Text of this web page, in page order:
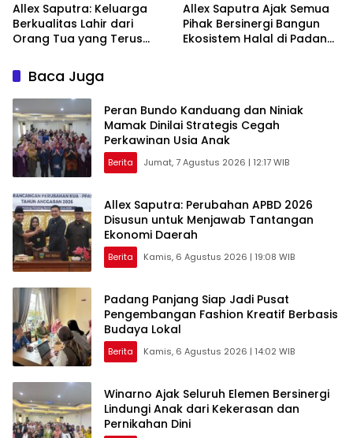
Allex Saputra: Keluarga
Berkualitas Lahir dari
Orang Tua yang Terus
Allex Saputra Ajak Semua
Pihak Bersinergi Bangun
Ekosistem Halal di Padang
Baca Juga
Peran Bundo Kanduang dan Niniak
Mamak Dinilai Strategis Cegah
Perkawinan Usia Anak
Berita Jumat, 7 Agustus 2026 | 12:17 WIB
Allex Saputra: Perubahan APBD 2026
Disusun untuk Menjawab Tantangan
Ekonomi Daerah
Berita Kamis, 6 Agustus 2026 | 19:08 WIB
Padang Panjang Siap Jadi Pusat
Pengembangan Fashion Kreatif Berbasis
Budaya Lokal
Berita Kamis, 6 Agustus 2026 | 14:02 WIB
Winarno Ajak Seluruh Elemen Bersinergi
Lindungi Anak dari Kekerasan dan
Pernikahan Dini